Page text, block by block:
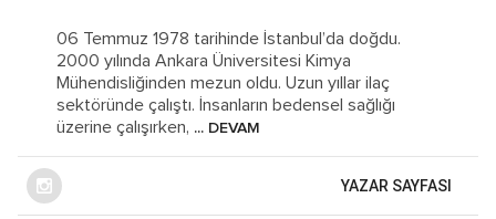
06 Temmuz 1978 tarihinde İstanbul’da doğdu.
2000 yılında Ankara Üniversitesi Kimya
Mühendisliğinden mezun oldu. Uzun yıllar ilaç
sektöründe çalıştı. İnsanların bedensel sağlığı
üzerine çalışırken, ... DEVAM
YAZAR SAYFASI